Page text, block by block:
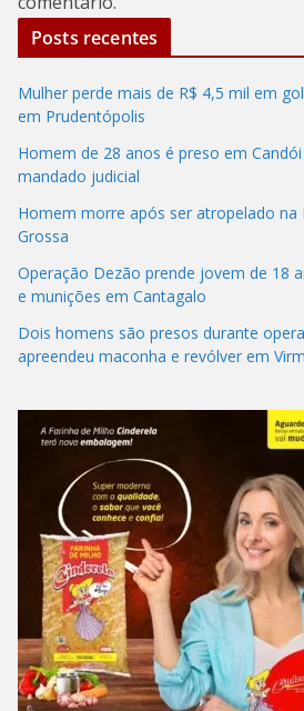
Posts recentes
Mulher perde mais de R$ 4,5 mil em
em Prudentópolis
Homem de 28 anos é preso em
mandado judicial
Homem morre após ser atropelado na
Grossa
Operação Dezão prende jovem de 18
e munições em Cantagalo
Dois homens são presos durante
apreendeu maconha e revólver em